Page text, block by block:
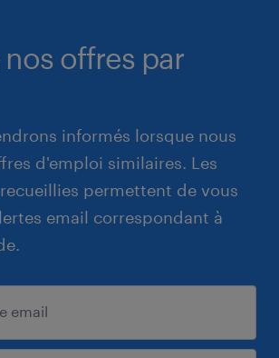
offres par
informés lorsque nous
d'emploi similaires. Les
permettent de vous
email correspondant à